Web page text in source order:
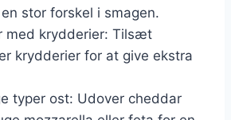
stor forskel i smagen.
med krydderier: Tilsæt
krydderier for at give ekstra
typer ost: Udover cheddar